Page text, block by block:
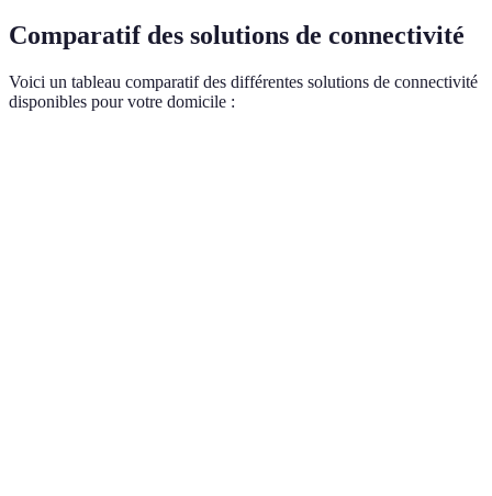
Comparatif des solutions de connectivité
Voici un tableau comparatif des différentes solutions de connectivité
disponibles pour votre domicile :